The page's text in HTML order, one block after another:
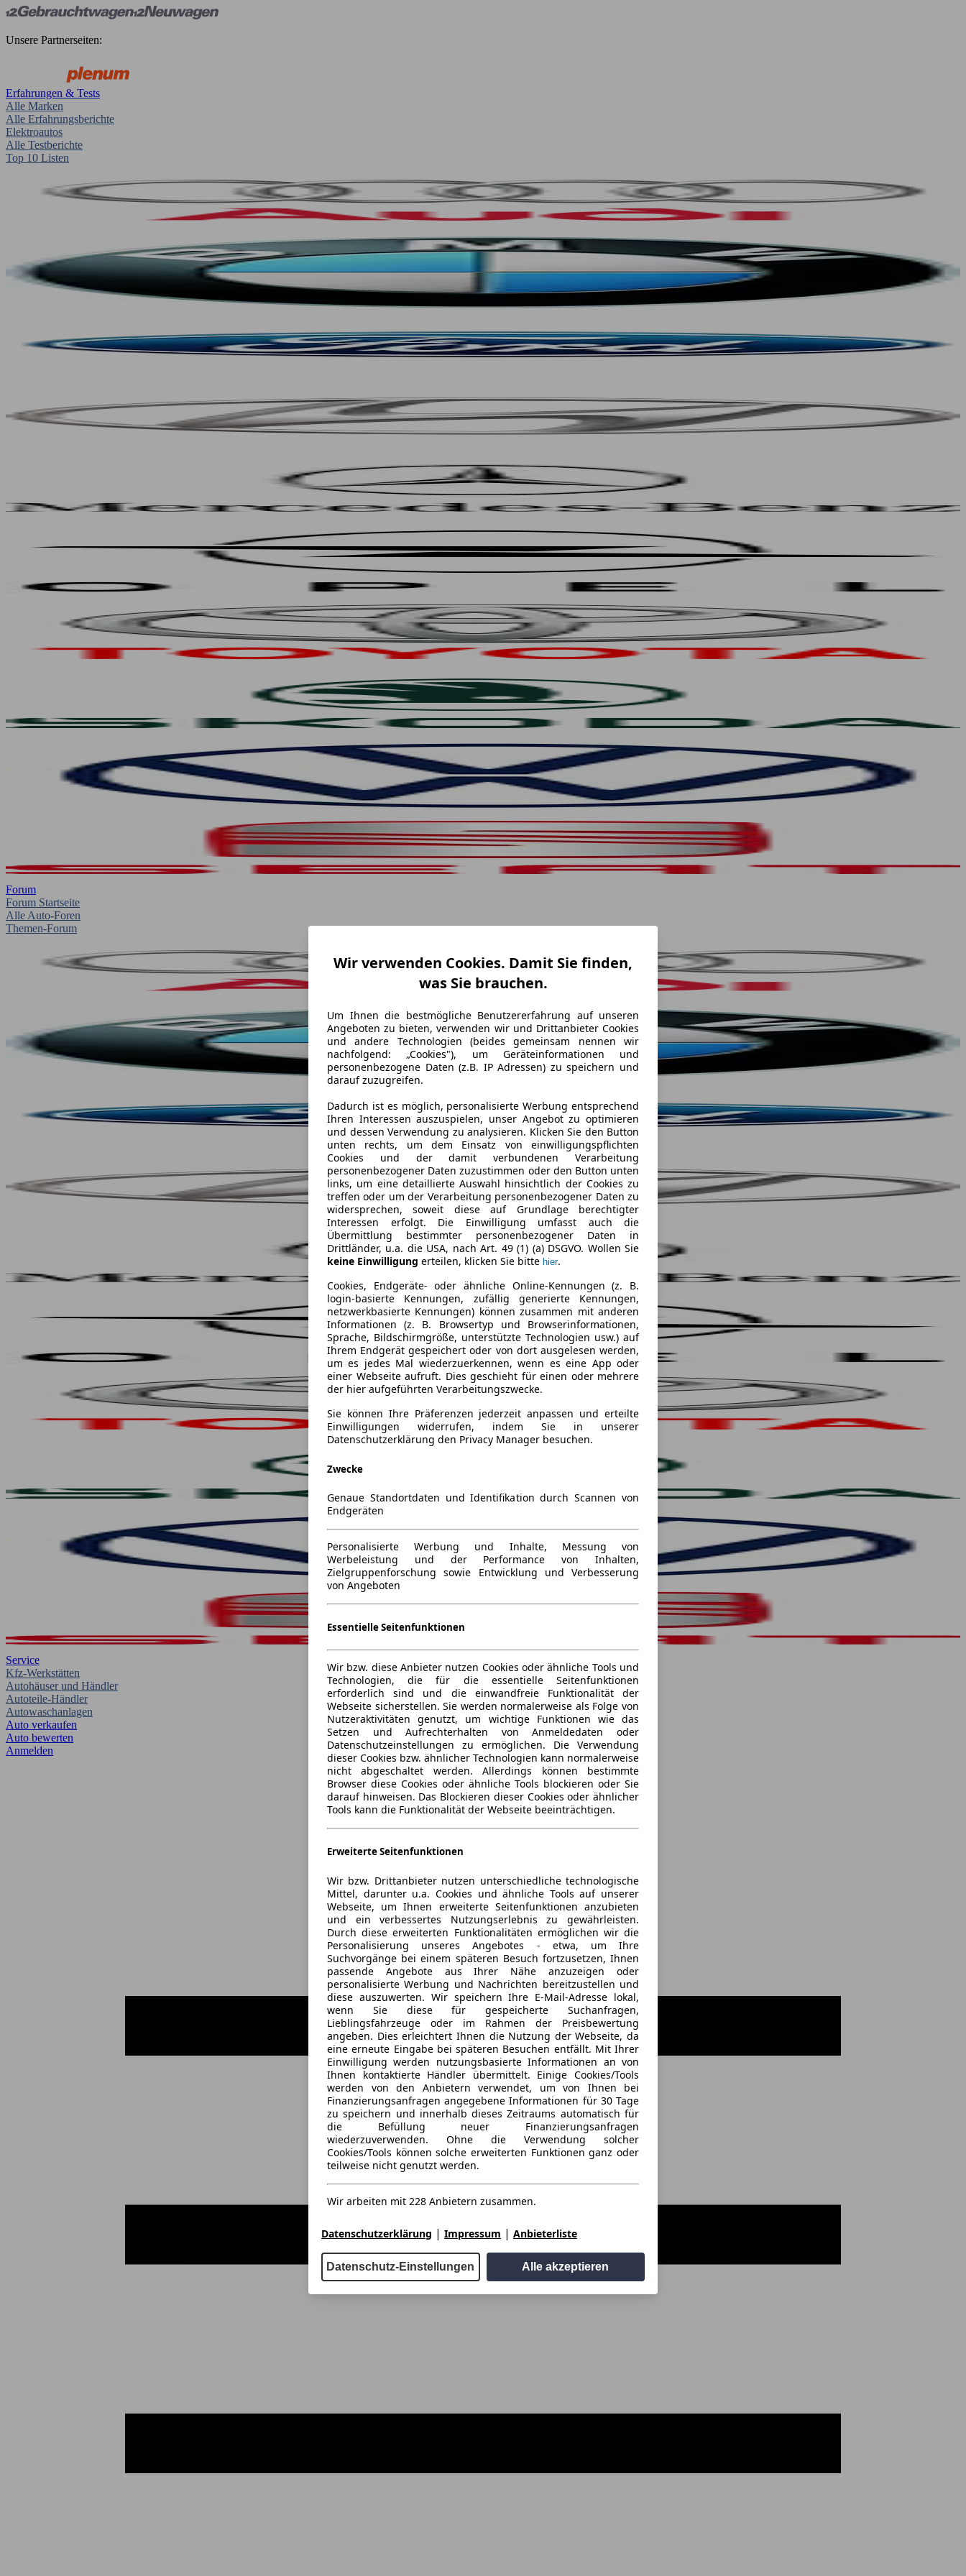
Unsere Partnerseiten:
Erfahrungen & Tests
Alle Marken
Alle Erfahrungsberichte
Elektroautos
Alle Testberichte
Top 10 Listen
Forum
Forum Startseite
Alle Auto-Foren
Themen-Forum
Service
Kfz-Werkstätten
Autohäuser und Händler
Autoteile-Händler
Autowaschanlagen
Auto verkaufen
Auto bewerten
Anmelden
Wir verwenden Cookies. Damit Sie finden,
was Sie brauchen.
Um Ihnen die bestmögliche Benutzererfahrung auf unseren
Angeboten zu bieten, verwenden wir und Drittanbieter Cookies
und andere Technologien (beides gemeinsam nennen wir
nachfolgend: „Cookies"), um Geräteinformationen und
personenbezogene Daten (z.B. IP Adressen) zu speichern und
darauf zuzugreifen.
Dadurch ist es möglich, personalisierte Werbung entsprechend
Ihren Interessen auszuspielen, unser Angebot zu optimieren
und dessen Verwendung zu analysieren. Klicken Sie den Button
unten rechts, um dem Einsatz von einwilligungspflichten
Cookies und der damit verbundenen Verarbeitung
personenbezogener Daten zuzustimmen oder den Button unten
links, um eine detaillierte Auswahl hinsichtlich der Cookies zu
treffen oder um der Verarbeitung personenbezogener Daten zu
widersprechen, soweit diese auf Grundlage berechtigter
Interessen erfolgt. Die Einwilligung umfasst auch die
Übermittlung bestimmter personenbezogener Daten in
Drittländer, u.a. die USA, nach Art. 49 (1) (a) DSGVO. Wollen Sie
keine Einwilligung erteilen, klicken Sie bitte hier.
Cookies, Endgeräte- oder ähnliche Online-Kennungen (z. B.
login-basierte Kennungen, zufällig generierte Kennungen,
netzwerkbasierte Kennungen) können zusammen mit anderen
Informationen (z. B. Browsertyp und Browserinformationen,
Sprache, Bildschirmgröße, unterstützte Technologien usw.) auf
Ihrem Endgerät gespeichert oder von dort ausgelesen werden,
um es jedes Mal wiederzuerkennen, wenn es eine App oder
einer Webseite aufruft. Dies geschieht für einen oder mehrere
der hier aufgeführten Verarbeitungszwecke.
Sie können Ihre Präferenzen jederzeit anpassen und erteilte
Einwilligungen widerrufen, indem Sie in unserer
Datenschutzerklärung den Privacy Manager besuchen.
Zwecke
Genaue Standortdaten und Identifikation durch Scannen von
Endgeräten
Personalisierte Werbung und Inhalte, Messung von
Werbeleistung und der Performance von Inhalten,
Zielgruppenforschung sowie Entwicklung und Verbesserung
von Angeboten
Essentielle Seitenfunktionen
Wir bzw. diese Anbieter nutzen Cookies oder ähnliche Tools und
Technologien, die für die essentielle Seitenfunktionen
erforderlich sind und die einwandfreie Funktionalität der
Webseite sicherstellen. Sie werden normalerweise als Folge von
Nutzeraktivitäten genutzt, um wichtige Funktionen wie das
Setzen und Aufrechterhalten von Anmeldedaten oder
Datenschutzeinstellungen zu ermöglichen. Die Verwendung
dieser Cookies bzw. ähnlicher Technologien kann normalerweise
nicht abgeschaltet werden. Allerdings können bestimmte
Browser diese Cookies oder ähnliche Tools blockieren oder Sie
darauf hinweisen. Das Blockieren dieser Cookies oder ähnlicher
Tools kann die Funktionalität der Webseite beeinträchtigen.
Erweiterte Seitenfunktionen
Wir bzw. Drittanbieter nutzen unterschiedliche technologische
Mittel, darunter u.a. Cookies und ähnliche Tools auf unserer
Webseite, um Ihnen erweiterte Seitenfunktionen anzubieten
und ein verbessertes Nutzungserlebnis zu gewährleisten.
Durch diese erweiterten Funktionalitäten ermöglichen wir die
Personalisierung unseres Angebotes - etwa, um Ihre
Suchvorgänge bei einem späteren Besuch fortzusetzen, Ihnen
passende Angebote aus Ihrer Nähe anzuzeigen oder
personalisierte Werbung und Nachrichten bereitzustellen und
diese auszuwerten. Wir speichern Ihre E-Mail-Adresse lokal,
wenn Sie diese für gespeicherte Suchanfragen,
Lieblingsfahrzeuge oder im Rahmen der Preisbewertung
angeben. Dies erleichtert Ihnen die Nutzung der Webseite, da
eine erneute Eingabe bei späteren Besuchen entfällt. Mit Ihrer
Einwilligung werden nutzungsbasierte Informationen an von
Ihnen kontaktierte Händler übermittelt. Einige Cookies/Tools
werden von den Anbietern verwendet, um von Ihnen bei
Finanzierungsanfragen angegebene Informationen für 30 Tage
zu speichern und innerhalb dieses Zeitraums automatisch für
die Befüllung neuer Finanzierungsanfragen
wiederzuverwenden. Ohne die Verwendung solcher
Cookies/Tools können solche erweiterten Funktionen ganz oder
teilweise nicht genutzt werden.
Wir arbeiten mit 228 Anbietern zusammen.
Datenschutzerklärung | Impressum | Anbieterliste
Datenschutz-Einstellungen Alle akzeptieren